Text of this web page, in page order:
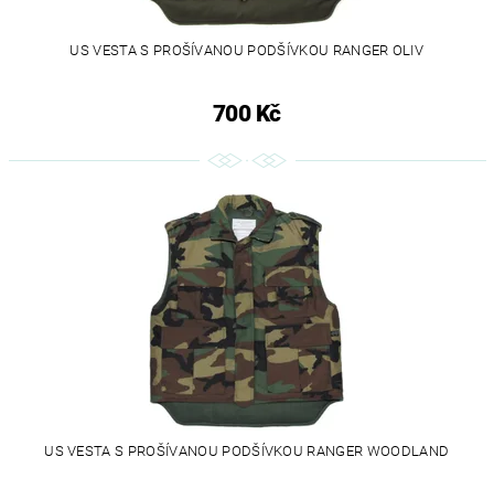
US VESTA S PROŠÍVANOU PODŠÍVKOU RANGER OLIV
700 Kč
US VESTA S PROŠÍVANOU PODŠÍVKOU RANGER WOODLAND